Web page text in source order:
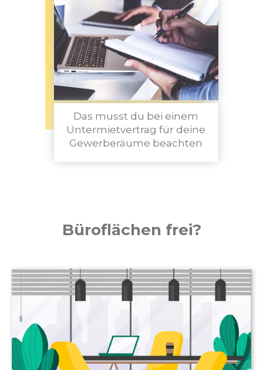
Das musst du bei einem
Untermietvertrag für deine
Gewerberäume beachten
Büroflächen frei?